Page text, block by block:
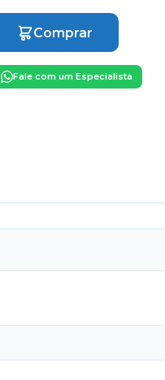
Comprar
Fale com um Especialista